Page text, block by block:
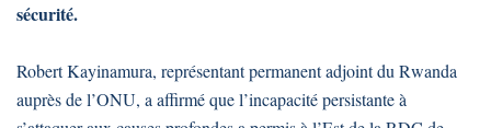
sécurité.
Robert Kayinamura, représentant permanent adjoint du Rwanda
auprès de l’ONU, a affirmé que l’incapacité persistante à